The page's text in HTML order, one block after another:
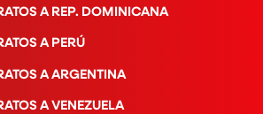
A REP. DOMINICANA
A PERÚ
A ARGENTINA
A VENEZUELA